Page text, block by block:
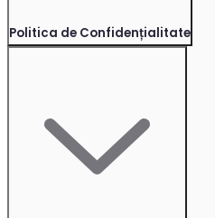
Politica de Confidențialitate